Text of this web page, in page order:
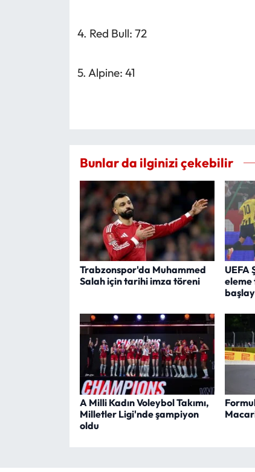
4. Red Bull: 72
5. Alpine: 41
Bunlar da ilginizi çekebilir
Trabzonspor'da Muhammed
Salah için tarihi imza töreni
UEFA
eleme
A Milli Kadın Voleybol Takımı,
Milletler Ligi'nde şampiyon
oldu